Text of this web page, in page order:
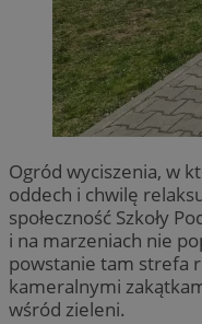
Ogród wyciszenia, w
oddech i chwilę
społeczność Szkoły
i na marzeniach nie
powstanie tam strefa
kameralnymi
wśród zieleni.